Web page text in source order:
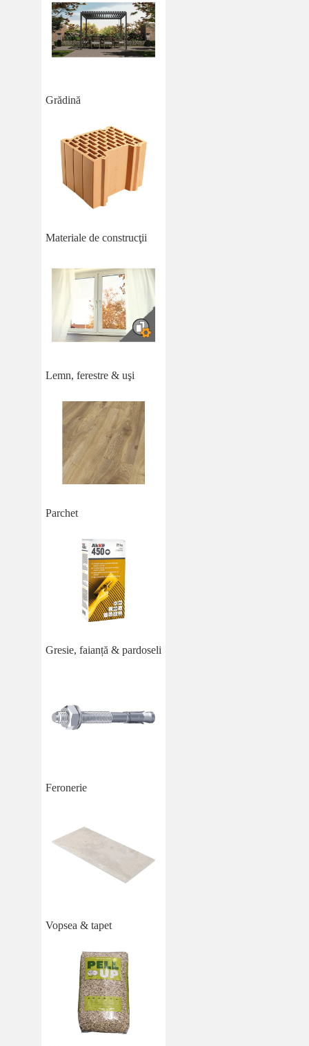
Grădină
Materiale de construcţii
Lemn, ferestre & uşi
Parchet
Gresie, faianță & pardoseli
Feronerie
Vopsea & tapet